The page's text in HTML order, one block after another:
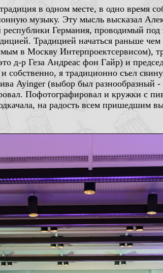
в одном месте, в одно время
музыку. Эту мысль высказал
Германия, проводимый под
Традицией начаться раньше
в Москву Интерпроектсервисом),
д-р Геза Андреас фон Гайр) и
я традиционно съел
Ayinger (выбор был разнообразный
Пофотографировал и кружки с
на радость всем пришедшим